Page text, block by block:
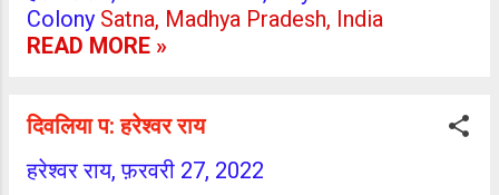
समसामयिक समाज के उन्नति के महान
उद्देश्य ओकरा सोझा होला।...
खोरिया में लोगन के बतकुचन अगराईल ।
बतिया के छिंउकी से खुशी हकाईल। नयका
लक्ष्मी,नाना, सुभाष के लोगवा बिसारल।
संघर्ष काल की कृति आजादी बाद बगादल
महल-अटारी से ऊँचा आपन शान करके,
Colony Satna, Madhya Pradesh, India
READ MORE »
दिवलिया प: हरेश्वर राय
हरेश्वर राय,फ़रवरी 27, 2022